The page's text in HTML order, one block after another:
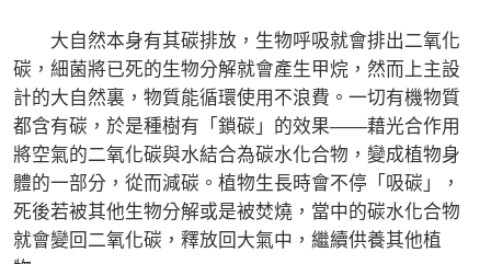
大自然本身有其碳排放，生物呼吸就會排出二氧化
碳，細菌將已死的生物分解就會產生甲烷，然而上主設
計的大自然裏，物質能循環使用不浪費。一切有機物質
都含有碳，於是種樹有「鎖碳」的效果——藉光合作用
將空氣的二氧化碳與水結合為碳水化合物，變成植物身
體的一部分，從而減碳。植物生長時會不停「吸碳」，
死後若被其他生物分解或是被焚燒，當中的碳水化合物
就會變回二氧化碳，釋放回大氣中，繼續供養其他植